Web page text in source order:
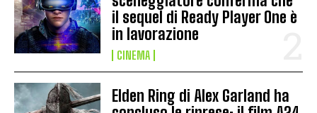
il sequel di Ready Player One è
in lavorazione
CINEMA
Elden Ring di Alex Garland ha